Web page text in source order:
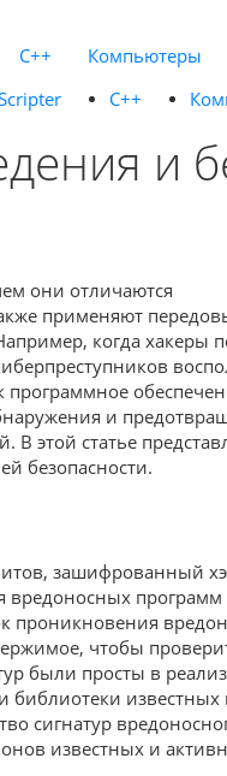
C++ Компьютеры
C++
и
применяют
когда хакеры
и
этой статье
безопасности.
зашифрованный
проникновения
чтобы
были просты в
сигнатур
известных и